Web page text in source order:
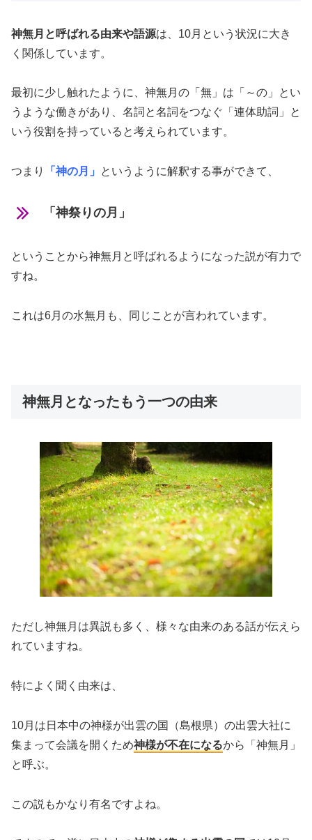
神無月と呼ばれる由来や語源は、10月という状況に大き
く関係しています。
最初に少し触れたように、神無月の「無」は「～の」とい
うような働きがあり、 名詞と名詞をつなぐ「連体助詞」
と
いう役割を持っていると考えられています。
つまり 「神の月」 というように解釈する事ができて、
「神祭りの月」
ということから神無月と呼ばれるようになった説が有力で
すね。
これは6月の水無月も、同じことが言われています。
神無月となったもう一つの由来
ただし神無月は異説も多く、様々な由来のある話が伝えら
れていますね。
特によく聞く由来は、
10月は日本中の神様が出雲の国（島根県）の出雲大社に
集まって会議を開くため神様が不在になるから「神無月」
と呼ぶ。
この説もかなり有名ですよね。